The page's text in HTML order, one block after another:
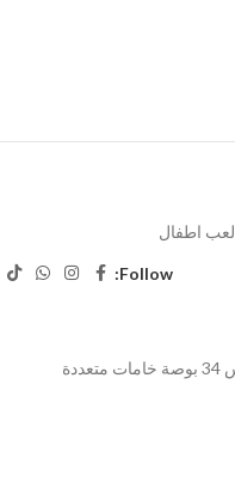
لعب اطفال
Follow: